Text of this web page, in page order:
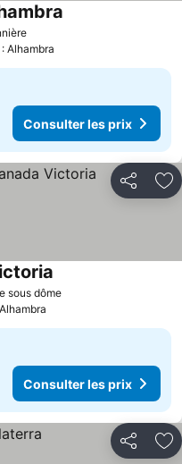
Alhambra
Consulter les prix
Partager
sous dôme
Consulter les prix
Partager